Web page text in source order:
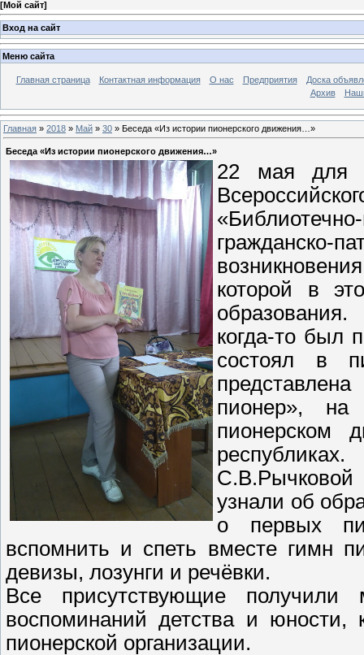
[Мой сайт]
Вход на сайт
Меню сайта
Главная страница Контактная информация О нас Предприятия
Доска
Архив
Главная » 2018 » Май » 30 » Беседа «Из истории пионерского движения…»
Беседа «Из истории пионерского движения…»
22 мая для
которой в
когда-то был
состоял в
пионер», на
пионерском
С.В.Рычковой
узнали об
о первых
вспомнить и спеть вместе гимн
девизы, лозунги и речёвки.
Все присутствующие получили
воспоминаний детства и
пионерской организации.